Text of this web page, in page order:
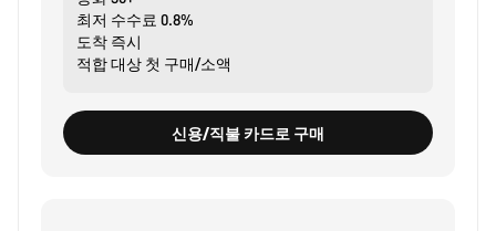
최저 수수료 0.8%
도착 즉시
적합 대상 첫 구매/소액
신용/직불 카드로 구매